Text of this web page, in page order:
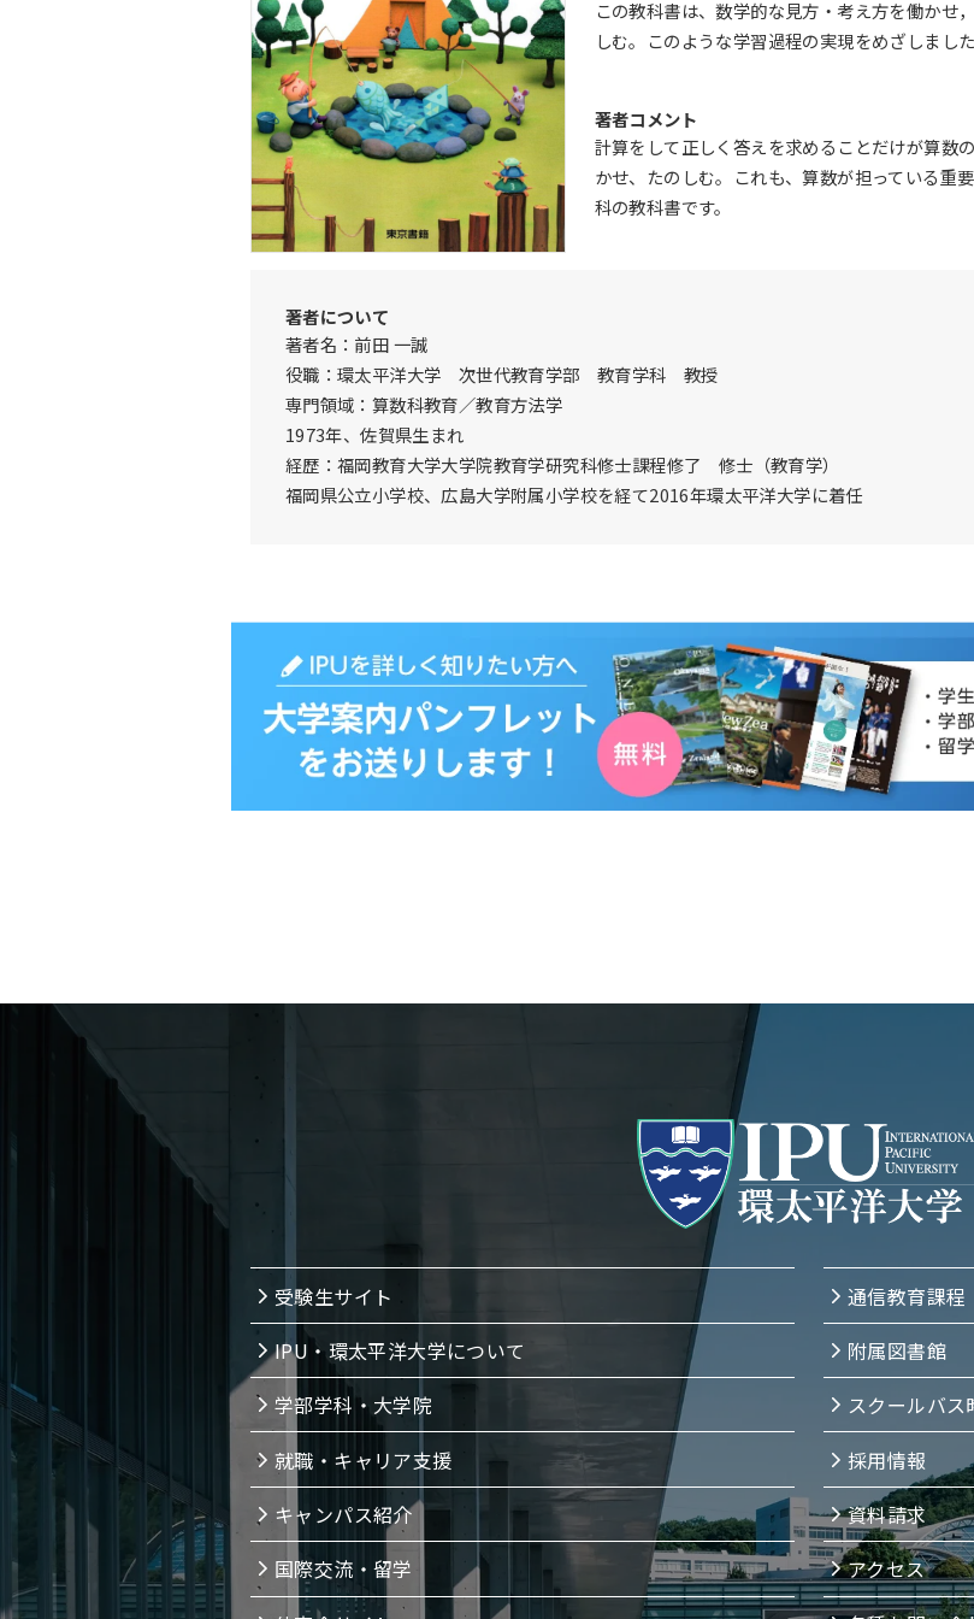
この教科書は、数学的な見方・考え方を働かせ
しむ。このような学習過程の実現をめざしまし
著者コメント
計算をして正しく答えを求めることだけが算数
かせ、たのしむ。これも、算数が担っている重
科の教科書です。
著者について
著者名：前田 一誠
役職：環太平洋大学 次世代教育学部 教育学科 教授
専門領域：算数科教育／教育方法学
1973年、佐賀県生まれ
経歴：福岡教育大学大学院教育学研究科修士課程修了 修士（教育学）
福岡県公立小学校、広島大学附属小学校を経て2016年環太平洋大学に着任
受験生サイト
IPU・環太平洋大学について
学部学科・大学院
就職・キャリア支援
キャンパス紹介
国際交流・留学
通信教育課程
附属図書館
スクールバス
採用情報
資料請求
アクセス